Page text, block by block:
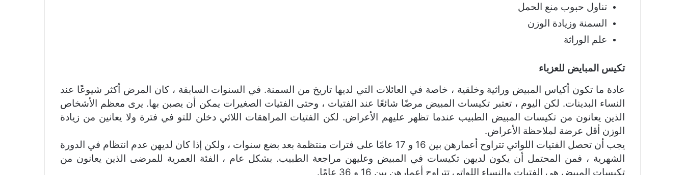
تناول حبوب منع الحمل
السمنة وزيادة الوزن
علم الوراثة
تكيس المبايض للعزباء
عادة ما تكون أكياس المبيض وراثية وخلقية ، خاصة في العائلات التي لديها تاريخ من السمنة. في السنوات السابقة ، كان المرض أكثر شيوعًا عند
النساء البدينات. لكن اليوم ، تعتبر تكيسات المبيض مرضًا شائعًا عند الفتيات ، وحتى الفتيات الصغيرات يمكن أن يصبن بها. يرى معظم الأشخاص
الذين يعانون من تكيسات المبيض الطبيب عندما تظهر عليهم الأعراض. لكن الفتيات المراهقات اللائي دخلن للتو في فترة ولا يعانين من زيادة
الوزن أقل عرضة لملاحظة الأعراض.
يجب أن تحصل الفتيات اللواتي تتراوح أعمارهن بين 16 و 17 عامًا على فترات منتظمة بعد بضع سنوات ، ولكن إذا كان لديهن عدم انتظام في الدورة
الشهرية ، فمن المحتمل أن يكون لديهن تكيسات في المبيض وعليهن مراجعة الطبيب. بشكل عام ، الفئة العمرية للمرضى الذين يعانون من
تكيسات المبيض هي الفتيات والنساء اللواتي تتراوح أعمارهن بين 16 و 36 عامًا.